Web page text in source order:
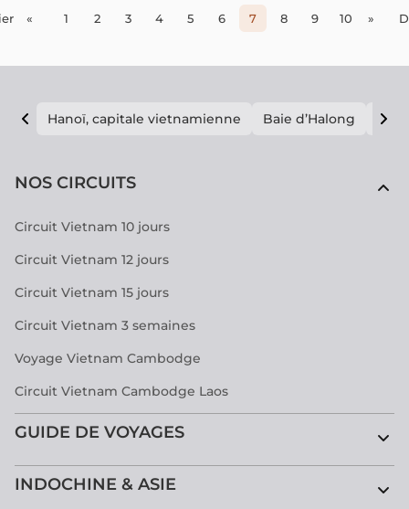
« 1 2 3 4 5 6 7 8 9 10 »
Hanoï, capitale vietnamienne Baie d’Halong E
NOS CIRCUITS
Circuit Vietnam 10 jours
Circuit Vietnam 12 jours
Circuit Vietnam 15 jours
Circuit Vietnam 3 semaines
Voyage Vietnam Cambodge
Circuit Vietnam Cambodge Laos
GUIDE DE VOYAGES
INDOCHINE & ASIE